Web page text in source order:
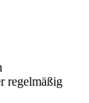
regelmäßig